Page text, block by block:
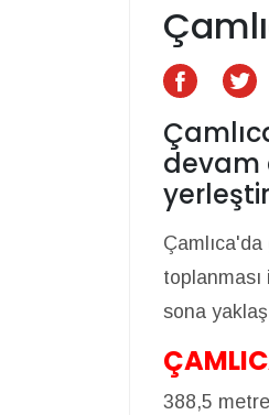
devam
toplanması
sona
388,5